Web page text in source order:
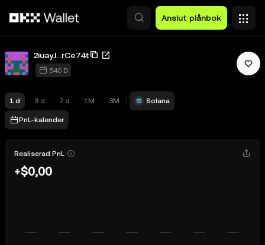
Anslut plånbok
2iuayJ...rCe74t
540 D
1 d 3 d 7 d 1M 3M Solana
PnL-kalender
Realiserad PnL
+$0,00